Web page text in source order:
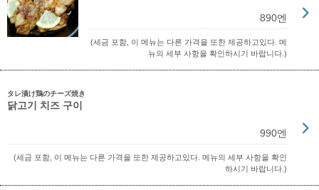
890엔
(세금 포함, 이 메뉴는 다른 가격을 또한 제공하고있다. 메
뉴의 세부 사항을 확인하시기 바랍니다.)
タレ漬け鶏のチーズ焼き
닭고기 치즈 구이
990엔
(세금 포함, 이 메뉴는 다른 가격을 또한 제공하고있다. 메뉴의 세부 사항을 확인
하시기 바랍니다.)